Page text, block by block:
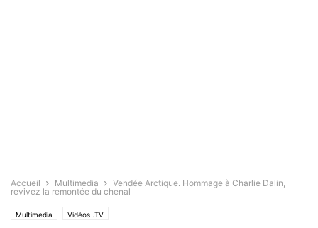
Accueil Multimedia
Vendée Arctique. Hommage à Charlie Dalin,
revivez la remontée du chenal
Multimedia Vidéos .TV